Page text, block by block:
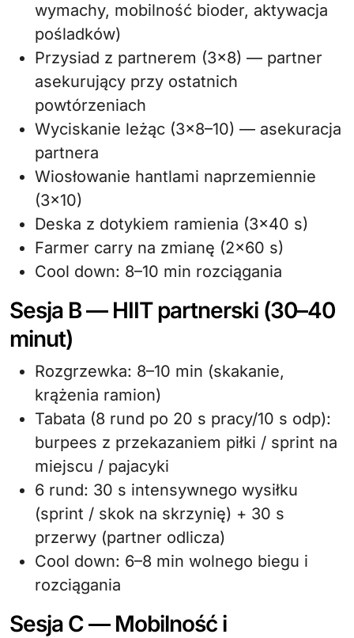
wymachy, mobilność bioder, aktywacja
pośladków)
Przysiad z partnerem (3×8) — partner
asekurujący przy ostatnich
powtórzeniach
Wyciskanie leżąc (3×8–10) — asekuracja
partnera
Wiosłowanie hantlami naprzemiennie
(3×10)
Deska z dotykiem ramienia (3×40 s)
Farmer carry na zmianę (2×60 s)
Cool down: 8–10 min rozciągania
Sesja B — HIIT partnerski (30–40
minut)
Rozgrzewka: 8–10 min (skakanie,
krążenia ramion)
Tabata (8 rund po 20 s pracy/10 s odp):
burpees z przekazaniem piłki / sprint na
miejscu / pajacyki
6 rund: 30 s intensywnego wysiłku
(sprint / skok na skrzynię) + 30 s
przerwy (partner odlicza)
Cool down: 6–8 min wolnego biegu i
rozciągania
Sesja C — Mobilność i